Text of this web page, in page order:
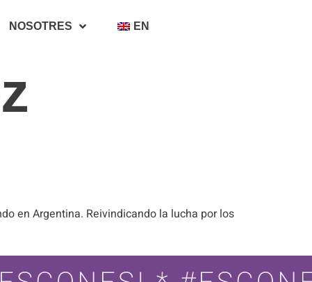
NOSOTRES EN
en Argentina. Reivindicando la lucha por los